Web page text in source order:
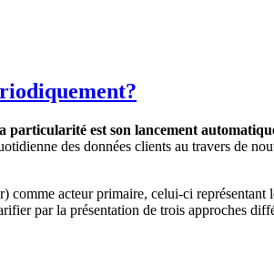
particularité est son lancement automatiq
des données clients au travers de
comme acteur primaire, celui-ci représentant
par la présentation de trois approches